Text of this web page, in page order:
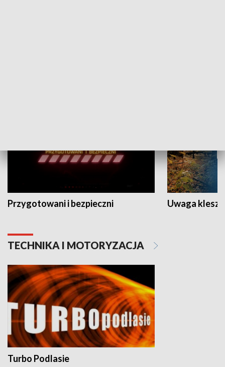
Przygotowani i bezpieczni Uwaga
TECHNIKA I MOTORYZACJA
Turbo Podlasie